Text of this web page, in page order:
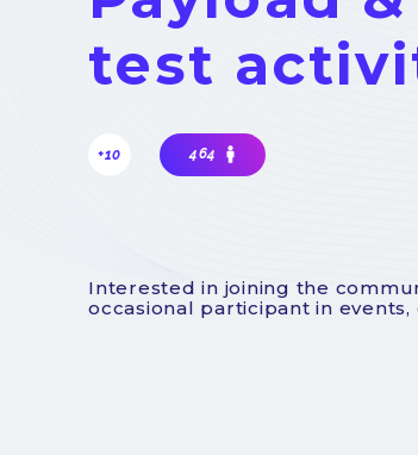
test
+10 464
Interested in joining the
occasional participant in